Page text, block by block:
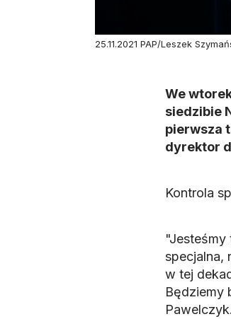
25.11.2021 PAP/Leszek
We
siedzibie
pierwsza
dyrektor
Kontrola
"Jesteśmy
specjalna,
w tej
Będziemy